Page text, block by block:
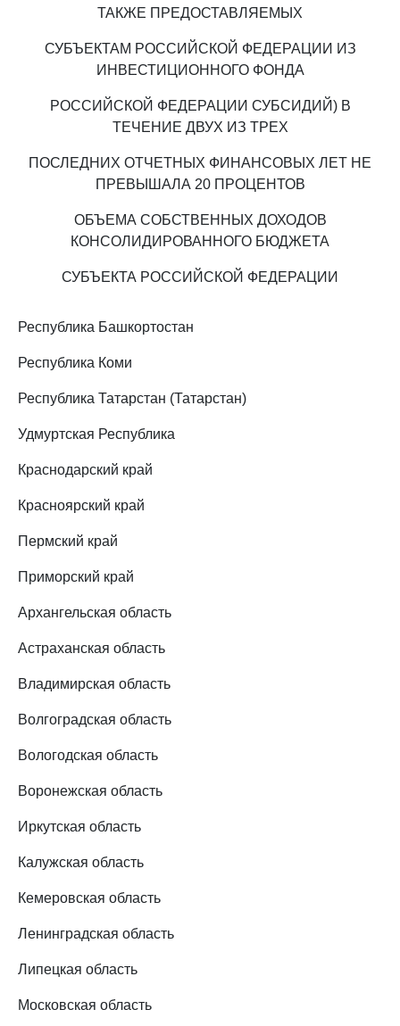
ТАКЖЕ ПРЕДОСТАВЛЯЕМЫХ
СУБЪЕКТАМ РОССИЙСКОЙ ФЕДЕРАЦИИ ИЗ
ИНВЕСТИЦИОННОГО ФОНДА
РОССИЙСКОЙ ФЕДЕРАЦИИ СУБСИДИЙ) В
ТЕЧЕНИЕ ДВУХ ИЗ ТРЕХ
ПОСЛЕДНИХ ОТЧЕТНЫХ ФИНАНСОВЫХ ЛЕТ НЕ
ПРЕВЫШАЛА 20 ПРОЦЕНТОВ
ОБЪЕМА СОБСТВЕННЫХ ДОХОДОВ
КОНСОЛИДИРОВАННОГО БЮДЖЕТА
СУБЪЕКТА РОССИЙСКОЙ ФЕДЕРАЦИИ
Республика Башкортостан
Республика Коми
Республика Татарстан (Татарстан)
Удмуртская Республика
Краснодарский край
Красноярский край
Пермский край
Приморский край
Архангельская область
Астраханская область
Владимирская область
Волгоградская область
Вологодская область
Воронежская область
Иркутская область
Калужская область
Кемеровская область
Ленинградская область
Липецкая область
Московская область